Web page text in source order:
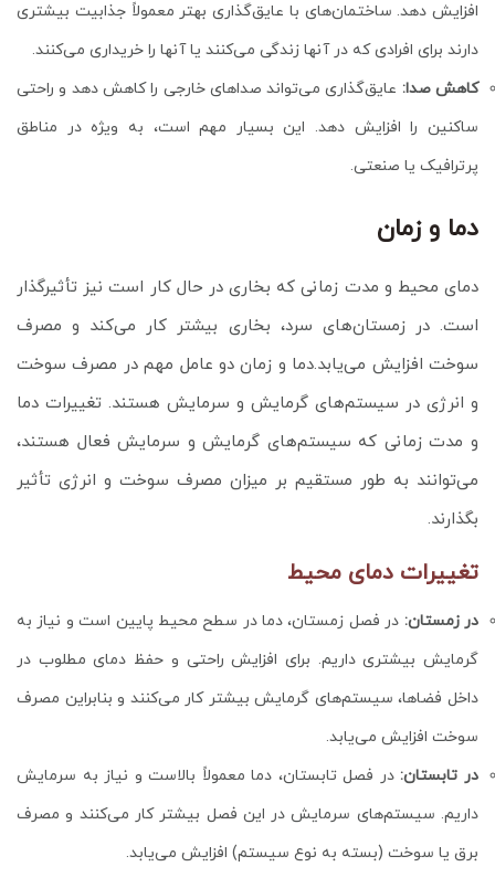
افزایش دهد. ساختمان‌های با عایق‌گذاری بهتر معمولاً جذابیت بیشتری
دارند برای افرادی که در آنها زندگی می‌کنند یا آنها را خریداری می‌کنند.
کاهش صدا: عایق‌گذاری می‌تواند صداهای خارجی را کاهش دهد و راحتی
ساکنین را افزایش دهد. این بسیار مهم است، به ویژه در مناطق
پرترافیک یا صنعتی.
دما و زمان
دمای محیط و مدت زمانی که بخاری در حال کار است نیز تأثیرگذار
است. در زمستان‌های سرد، بخاری بیشتر کار می‌کند و مصرف
سوخت افزایش می‌یابد.دما و زمان دو عامل مهم در مصرف سوخت
و انرژی در سیستم‌های گرمایش و سرمایش هستند. تغییرات دما
و مدت زمانی که سیستم‌های گرمایش و سرمایش فعال هستند،
می‌توانند به طور مستقیم بر میزان مصرف سوخت و انرژی تأثیر
بگذارند.
تغییرات دمای محیط
در زمستان: در فصل زمستان، دما در سطح محیط پایین است و نیاز به
گرمایش بیشتری داریم. برای افزایش راحتی و حفظ دمای مطلوب در
داخل فضاها، سیستم‌های گرمایش بیشتر کار می‌کنند و بنابراین مصرف
سوخت افزایش می‌یابد.
در تابستان: در فصل تابستان، دما معمولاً بالاست و نیاز به سرمایش
داریم. سیستم‌های سرمایش در این فصل بیشتر کار می‌کنند و مصرف
برق یا سوخت (بسته به نوع سیستم) افزایش می‌یابد.